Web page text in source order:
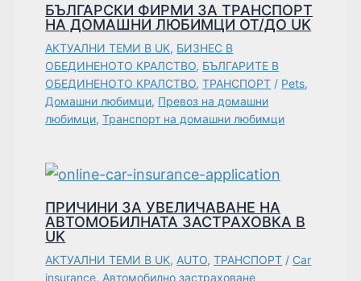
БЪЛГАРСКИ ФИРМИ ЗА ТРАНСПОРТ
НА ДОМАШНИ ЛЮБИМЦИ ОТ/ДО UK
АКТУАЛНИ ТЕМИ В UK, БИЗНЕС В
ОБЕДИНЕНОТО КРАЛСТВО, БЪЛГАРИТЕ В
ОБЕДИНЕНОТО КРАЛСТВО,ТРАНСПОРТ / Pets,
Домашни любимци, Превоз на домашни
любимци,Транспорт на домашни любимци
ПРИЧИНИ ЗА УВЕЛИЧАВАНЕ НА
АВТОМОБИЛНАТА ЗАСТРАХОВКА В
UK
АКТУАЛНИ ТЕМИ В UK, AUTO,ТРАНСПОРТ / Car
insurance, Автомобилно застраховане